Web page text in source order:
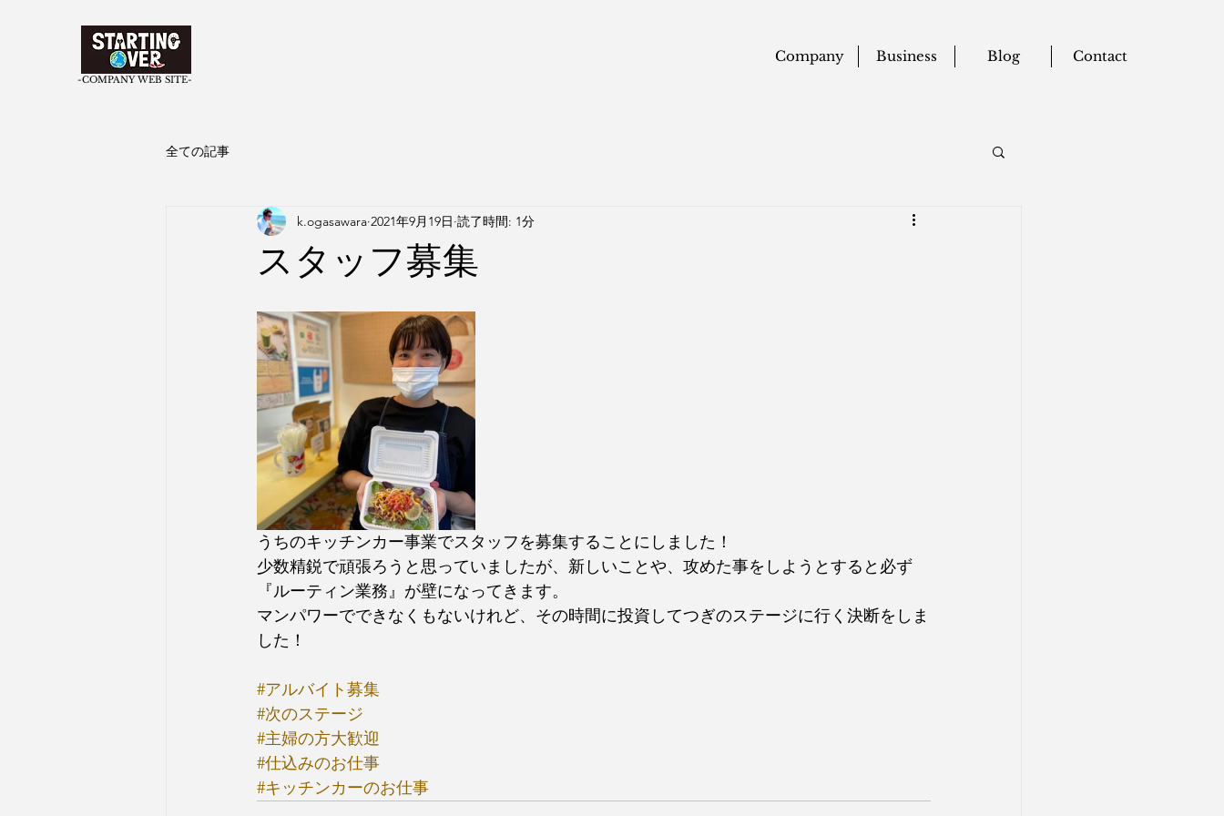
​-COMPANY WEB SITE-
Company Business Blog Contact
全ての記事
スタッフ募集
k.ogasawara 2021年9月19日 読了時間: 1分
うちのキッチンカー事業でスタッフを募集することにしました！
少数精鋭で頑張ろうと思っていましたが、新しいことや、攻めた事をしようとすると必ず
『ルーティン業務』が壁になってきます。
マンパワーでできなくもないけれど、その時間に投資してつぎのステージに行く決断をしま
した！
#アルバイト募集
#次のステージ
#主婦の方大歓迎
#仕込みのお仕事
#キッチンカーのお仕事